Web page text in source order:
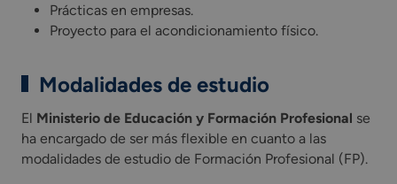
Prácticas en empresas.
Proyecto para el acondicionamiento físico.
Modalidades de estudio
El Ministerio de Educación y Formación Profesional se
ha encargado de ser más flexible en cuanto a las
modalidades de estudio de Formación Profesional (FP).